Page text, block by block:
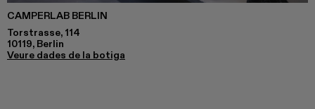
CAMPERLAB BERLIN
Torstrasse, 114
10119, Berlin
Veure dades de la botiga